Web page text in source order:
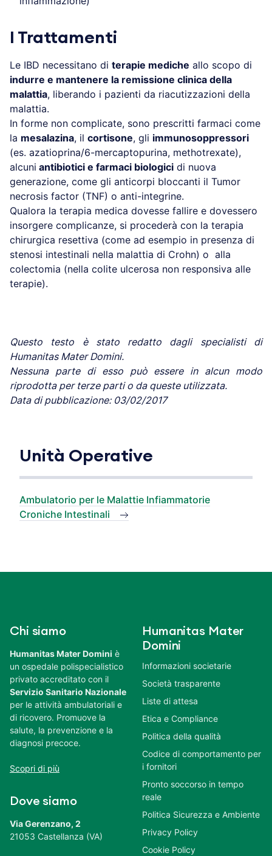
I Trattamenti
Le IBD necessitano di terapie mediche allo scopo di
indurre e mantenere la remissione clinica della
malattia, liberando i pazienti da riacutizzazioni della
malattia.
In forme non complicate, sono prescritti farmaci come
la mesalazina, il cortisone, gli immunosoppressori
(es. azatioprina/6-mercaptopurina, methotrexate),
alcuni antibiotici e farmaci biologici di nuova
generazione, come gli anticorpi bloccanti il Tumor
necrosis factor (TNF) o anti-integrine.
Qualora la terapia medica dovesse fallire e dovessero
insorgere complicanze, si procederà con la terapia
chirurgica resettiva (come ad esempio in presenza di
stenosi intestinali nella malattia di Crohn) o alla
colectomia (nella colite ulcerosa non responsiva alle
terapie).
Questo testo è stato redatto dagli specialisti di
Humanitas Mater Domini.
Nessuna parte di esso può essere in alcun modo
riprodotta per terze parti o da queste utilizzata.
Data di pubblicazione: 03/02/2017
Unità Operative
Ambulatorio per le Malattie Infiammatorie
Croniche Intestinali
Chi siamo
Humanitas Mater Domini è
un ospedale polispecialistico
privato accreditato con il
Servizio Sanitario Nazionale
per le attività ambulatoriali e
di ricovero. Promuove la
salute, la prevenzione e la
diagnosi precoce.
Scopri di più
Dove siamo
Via Gerenzano, 2
21053 Castellanza (VA)
Humanitas Mater
Domini
Informazioni societarie
Società trasparente
Liste di attesa
Etica e Compliance
Politica della qualità
Codice di comportamento per
i fornitori
Pronto soccorso in tempo
reale
Politica Sicurezza e Ambiente
Privacy Policy
Cookie Policy